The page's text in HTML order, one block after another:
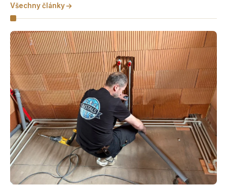
Všechny články